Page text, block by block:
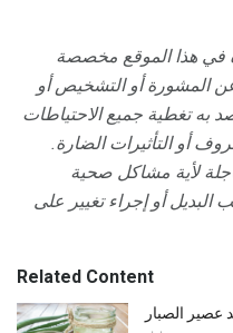
في هذا الموقع مخصصة
المشورة أو التشخيص أو
به تغطية جميع الاحتياطات
أو التأثيرات الضارة.
لأية مشاكل صحية
أو إجراء تغيير على
Related Content
عصير الصبار